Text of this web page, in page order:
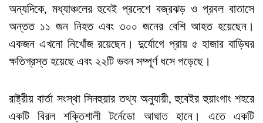
অন্যদিকে, মধ্যাঞ্চলের হুবেই প্রদেশে বজ্রঝড় ও প্রবল বাতাসে
অন্তত ১১ জন নিহত এবং ৩০০ জনের বেশি আহত হয়েছেন।
একজন এখনো নিখোঁজ রয়েছেন। দুর্যোগে প্রায় ৫ হাজার বাড়িঘর
ক্ষতিগ্রস্ত হয়েছে এবং ২২টি ভবন সম্পূর্ণ ধসে পড়েছে।
রাষ্ট্রীয় বার্তা সংস্থা সিনহুয়ার তথ্য অনুযায়ী, হুবেইর হুয়াংগাং শহরে
একটি বিরল শক্তিশালী টর্নেডো আঘাত হানে। এতে একটি